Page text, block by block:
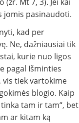
jo­mis pasinaudoti.
kad per
Ne, dažniausiai tik
kurie nuo ligos
pagal Išminties
vis tiek vartokime
blogio. Kaip
tam ir tam“, bet
ar kitam ką